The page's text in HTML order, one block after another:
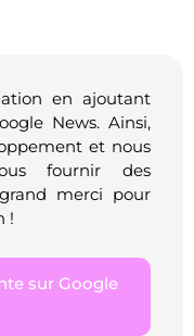
en ajoutant
News. Ainsi,
et nous
fournir des
merci pour
!
sur Google